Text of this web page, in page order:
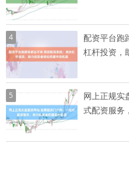
4
配资平台跑
杠杆投资，
5
网上正规实
式配资服务